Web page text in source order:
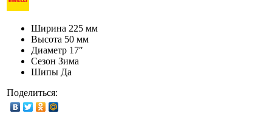
Ширина 225 мм
Высота 50 мм
Диаметр 17″
Сезон Зима
Шипы Да
Поделиться: